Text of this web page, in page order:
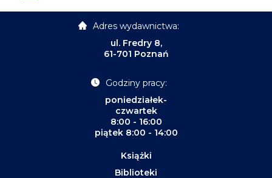
Adres wydawnictwa:
ul. Fredry 8,
61-701 Poznań
Godziny pracy:
poniedziałek-
czwartek
8:00 - 16:00
piątek 8:00 - 14:00
Książki
Biblioteki